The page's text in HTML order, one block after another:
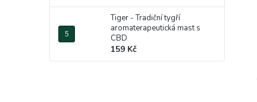
Tiger - Tradiční tygří
aromaterapeutická mast s
CBD
159 Kč